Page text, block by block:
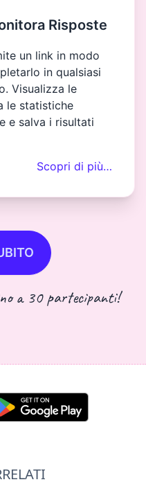
Risposte
un link in modo
in qualsiasi
Visualizza le
le statistiche
e salva i risultati
Scopri di più…
a 30 partecipanti!